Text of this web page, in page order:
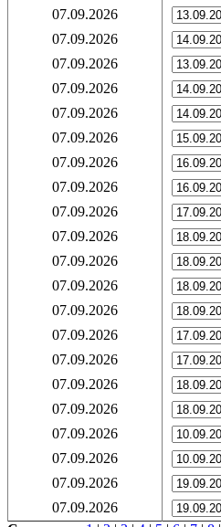
07.09.2026
07.09.2026
07.09.2026
07.09.2026
07.09.2026
07.09.2026
07.09.2026
07.09.2026
07.09.2026
07.09.2026
07.09.2026
07.09.2026
07.09.2026
07.09.2026
07.09.2026
07.09.2026
07.09.2026
07.09.2026
07.09.2026
07.09.2026
07.09.2026